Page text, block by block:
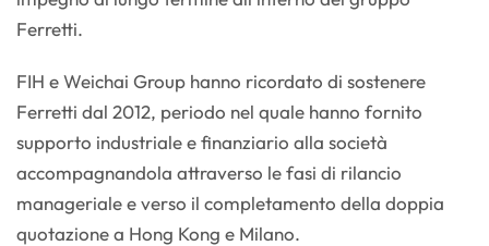
Ferretti.
FIH e Weichai Group hanno ricordato di sostenere
Ferretti dal 2012, periodo nel quale hanno fornito
supporto industriale e finanziario alla società
accompagnandola attraverso le fasi di rilancio
manageriale e verso il completamento della doppia
quotazione a Hong Kong e Milano.